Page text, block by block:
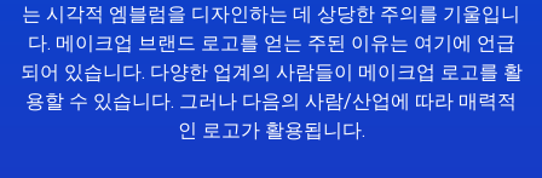
는 시각적 엠블럼을 디자인하는 데 상당한 주의를 기울입니
다. 메이크업 브랜드 로고를 얻는 주된 이유는 여기에 언급
되어 있습니다. 다양한 업계의 사람들이 메이크업 로고를 활
용할 수 있습니다. 그러나 다음의 사람/산업에 따라 매력적
인 로고가 활용됩니다.